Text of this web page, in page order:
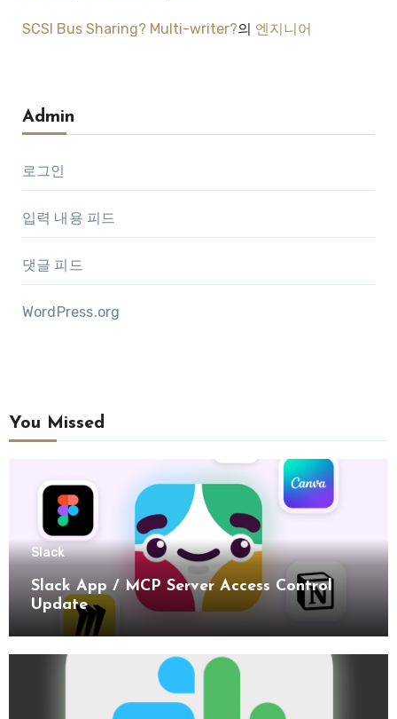
SCSI Bus Sharing? Multi-writer?의 엔지니어
Admin
로그인
입력 내용 피드
댓글 피드
WordPress.org
You Missed
Slack
Slack App / MCP Server Access Control
Update